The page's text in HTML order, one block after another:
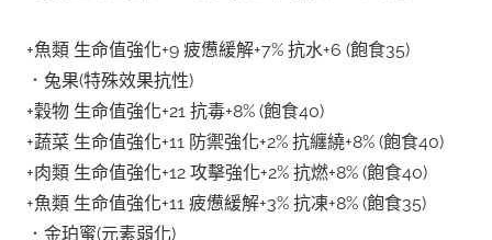
+魚類 生命值強化+9 疲憊緩解+7% 抗水+6 (飽食35)
．兔果(特殊效果抗性)
+穀物 生命值強化+21 抗毒+8% (飽食40)
+蔬菜 生命值強化+11 防禦強化+2% 抗纏繞+8% (飽食40)
+肉類 生命值強化+12 攻擊強化+2% 抗燃+8% (飽食40)
+魚類 生命值強化+11 疲憊緩解+3% 抗凍+8% (飽食35)
．金珀蜜(元素弱化)